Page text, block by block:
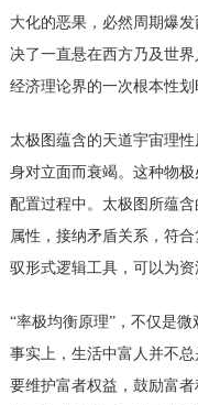
大化的恶果，必然周期爆发
决了一直悬在西方乃及世
经济理论界的一次根本性划
太极图蕴含的天道宇宙理
身对立面而衰竭。这种物
配置过程中。太极图所蕴
属性，接纳矛盾关系，符
驭形式逻辑工具，可以为资
“率极均衡原理”，不仅是
事实上，生活中富人并不
要维护富者权益，鼓励富